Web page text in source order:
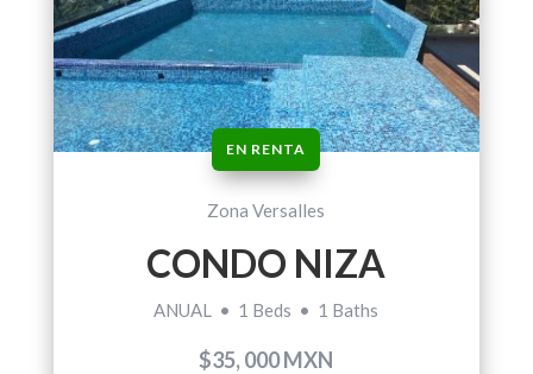
EN RENTA
Zona Versalles
CONDO NIZA
ANUAL • 1 Beds • 1 Baths
$35, 000 MXN